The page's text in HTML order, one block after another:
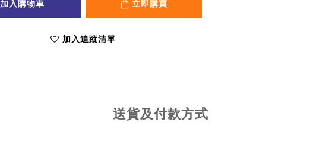
加入購物車 立即購買
加入追蹤清單
送貨及付款方式